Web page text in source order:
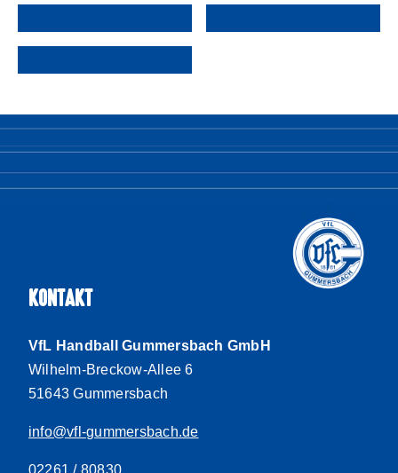
KONTAKT
VfL Handball Gummersbach GmbH
Wilhelm-Breckow-Allee 6
51643 Gummersbach
info@vfl-gummersbach.de